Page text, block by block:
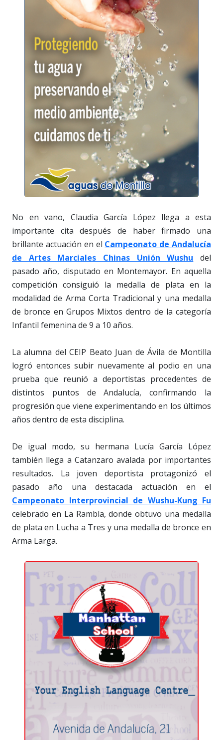
No en vano, Claudia García López llega a esta
importante cita después de haber firmado una
brillante actuación en el Campeonato de Andalucía
de Artes Marciales Chinas Unión Wushu del
pasado año, disputado en Montemayor. En aquella
competición consiguió la medalla de plata en la
modalidad de Arma Corta Tradicional y una medalla
de bronce en Grupos Mixtos dentro de la categoría
Infantil femenina de 9 a 10 años.
La alumna del CEIP Beato Juan de Ávila de Montilla
logró entonces subir nuevamente al podio en una
prueba que reunió a deportistas procedentes de
distintos puntos de Andalucía, confirmando la
progresión que viene experimentando en los últimos
años dentro de esta disciplina.
De igual modo, su hermana Lucía García López
también llega a Catanzaro avalada por importantes
resultados. La joven deportista protagonizó el
pasado año una destacada actuación en el
Campeonato Interprovincial de Wushu-Kung Fu
celebrado en La Rambla, donde obtuvo una medalla
de plata en Lucha a Tres y una medalla de bronce en
Arma Larga.